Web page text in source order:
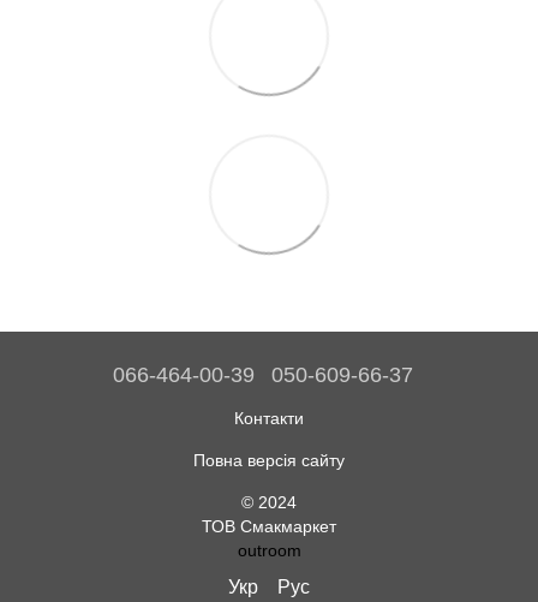
066-464-00-39 050-609-66-37
Контакти
Повна версія сайту
© 2024
ТОВ Смакмаркет
outroom
Укр Рус